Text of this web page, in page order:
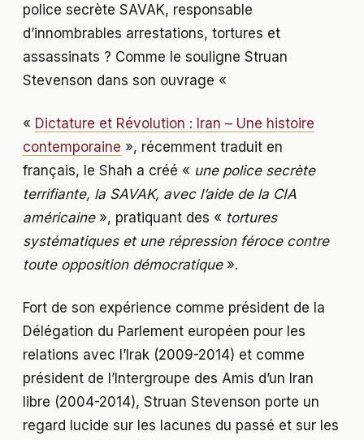
police secrète SAVAK, responsable
d’innombrables arrestations, tortures et
assassinats ? Comme le souligne Struan
Stevenson dans son ouvrage «
« Dictature et Révolution : Iran – Une histoire
contemporaine », récemment traduit en
français, le Shah a créé « une police secrète
terrifiante, la SAVAK, avec l’aide de la CIA
américaine», pratiquant des « tortures
systématiques et une répression féroce contre
toute opposition démocratique».
Fort de son expérience comme président de la
Délégation du Parlement européen pour les
relations avec l’Irak (2009-2014) et comme
président de l’Intergroupe des Amis d’un Iran
libre (2004-2014), Struan Stevenson porte un
regard lucide sur les lacunes du passé et sur les